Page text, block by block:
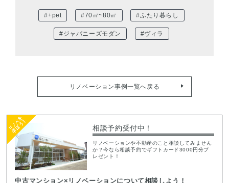
#+pet #70㎡~80㎡ #ふたり暮らし
#ジャパニーズモダン #ヴィラ
リノベーション事例一覧へ戻る
相談予約受付中！
リノベーションや不動産のこと相談してみません
か？今なら相談予約でギフトカード3000円分プ
レゼント！
中古マンション×リノベーションについて相談しよう！